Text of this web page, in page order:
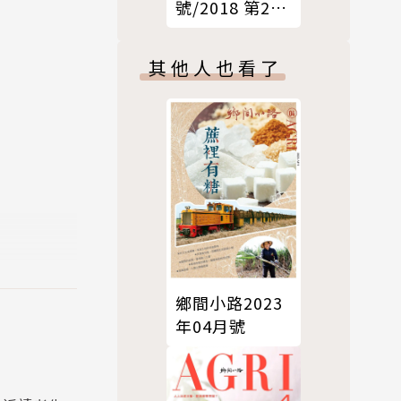
號/2018 第205
其他人也看了
鄉間小路2023
年04月號